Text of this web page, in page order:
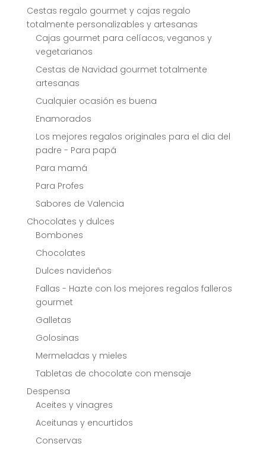
Cestas regalo gourmet y cajas regalo
totalmente personalizables y artesanas
Cajas gourmet para celíacos, veganos y
vegetarianos
Cestas de Navidad gourmet totalmente
artesanas
Cualquier ocasión es buena
Enamorados
Los mejores regalos originales para el dia del
padre - Para papá
Para mamá
Para Profes
Sabores de Valencia
Chocolates y dulces
Bombones
Chocolates
Dulces navideños
Fallas - Hazte con los mejores regalos falleros
gourmet
Galletas
Golosinas
Mermeladas y mieles
Tabletas de chocolate con mensaje
Despensa
Aceites y vinagres
Aceitunas y encurtidos
Conservas